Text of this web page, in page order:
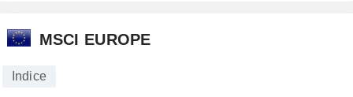
MSCI EUROPE
Indice